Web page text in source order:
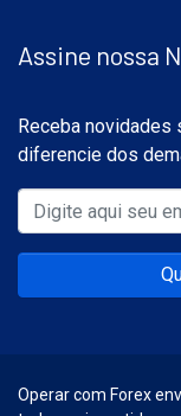
Assine nossa
Receba
diferencie dos
Operar com Forex